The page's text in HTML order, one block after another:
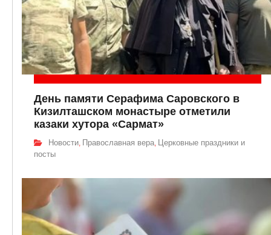
День памяти Серафима Саровского в
Кизилташском монастыре отметили
казаки хутора «Сармат»
Новости Православная вера
Церковные праздники и
посты